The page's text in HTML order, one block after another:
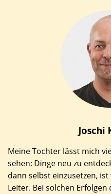
Joschi
Meine Tochter lässt mich
sehen: Dinge neu zu
dann selbst einzusetzen,
Leiter. Bei solchen